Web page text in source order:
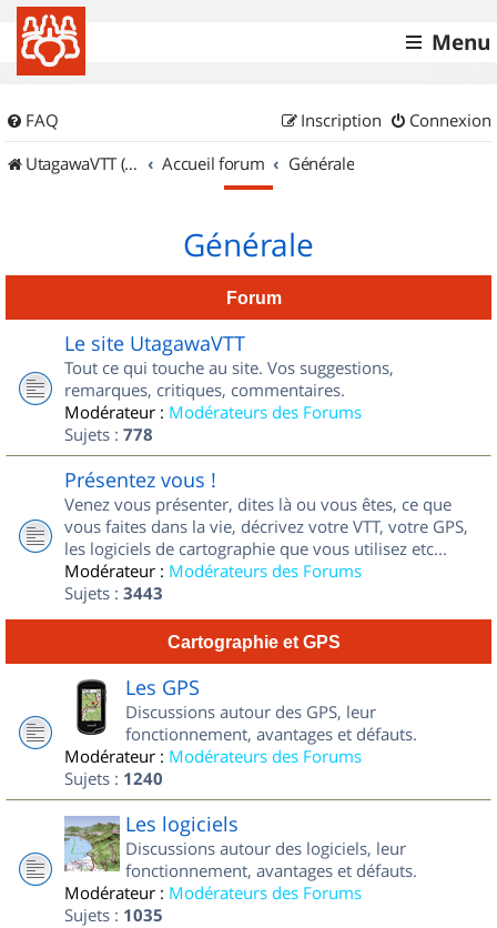
Menu
FAQ Connexion
Inscription
UtagawaVTT (Randos VTT et VTTAE avec traces GPS)
Accueil forum Générale
Générale
Forum
Le site UtagawaVTT
Tout ce qui touche au site. Vos suggestions,
remarques, critiques, commentaires.
Modérateur : Modérateurs des Forums
Sujets : 778
Présentez vous !
Venez vous présenter, dites là ou vous êtes, ce que
vous faites dans la vie, décrivez votre VTT, votre GPS,
les logiciels de cartographie que vous utilisez etc...
Modérateur : Modérateurs des Forums
Sujets : 3443
Cartographie et GPS
Les GPS
Discussions autour des GPS, leur
fonctionnement, avantages et défauts.
Modérateur : Modérateurs des Forums
Sujets : 1240
Les logiciels
Discussions autour des logiciels, leur
fonctionnement, avantages et défauts.
Modérateur : Modérateurs des Forums
Sujets : 1035